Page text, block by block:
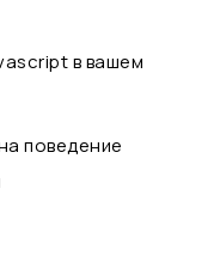
в вашем
поведение